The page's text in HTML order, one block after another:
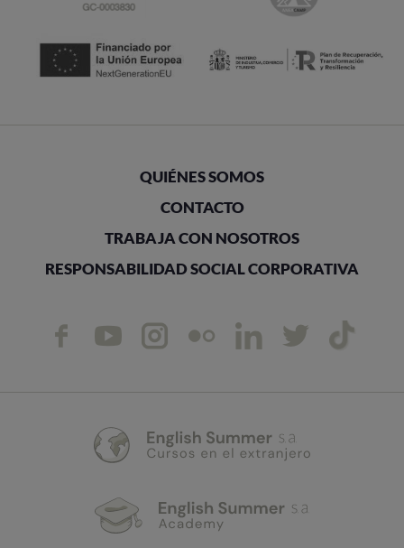
QUIÉNES SOMOS
CONTACTO
TRABAJA CON NOSOTROS
RESPONSABILIDAD SOCIAL CORPORATIVA